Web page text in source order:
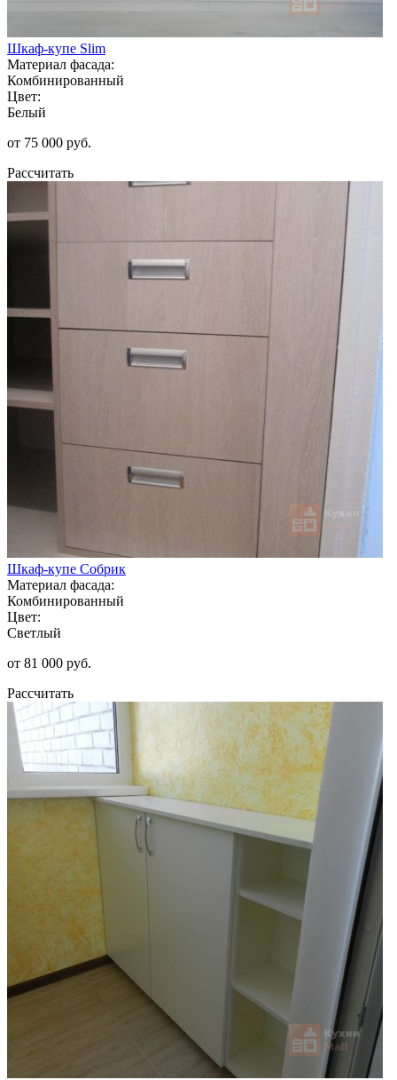
Шкаф-купе Slim
Материал фасада:
Комбинированный
Цвет:
Белый
от 75 000 руб.
Рассчитать
Шкаф-купе Собрик
Материал фасада:
Комбинированный
Цвет:
Светлый
от 81 000 руб.
Рассчитать